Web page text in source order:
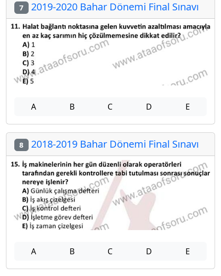
7 2019-2020 Bahar Dönemi Final Sınavı
A B C D E
8 2018-2019 Bahar Dönemi Final Sınavı
A B C D E